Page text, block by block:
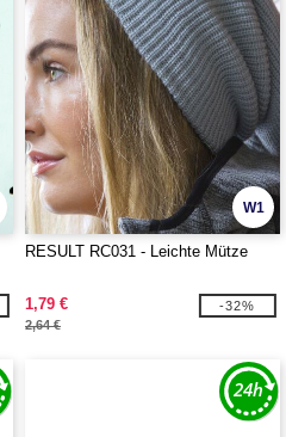
W1
RESULT RC031 - Leichte Mütze
1,79 €
2,64 €
-32%